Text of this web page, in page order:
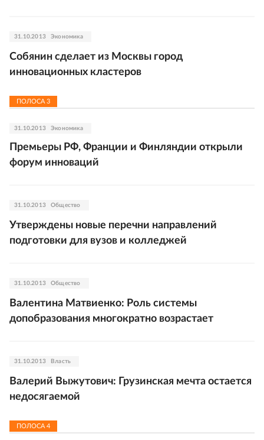
31.10.2013 Экономика
Собянин сделает из Москвы город
инновационных кластеров
ПОЛОСА 3
31.10.2013 Экономика
Премьеры РФ, Франции и Финляндии открыли
форум инноваций
31.10.2013 Общество
Утверждены новые перечни направлений
подготовки для вузов и колледжей
31.10.2013 Общество
Валентина Матвиенко: Роль системы
допобразования многократно возрастает
31.10.2013 Власть
Валерий Выжутович: Грузинская мечта остается
недосягаемой
ПОЛОСА 4